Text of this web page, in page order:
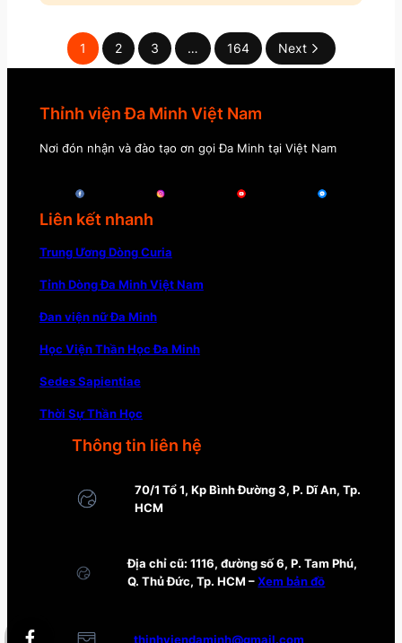
1 2 3 … 164 Next
Thỉnh viện Đa Minh Việt Nam
Nơi đón nhận và đào tạo ơn gọi Đa Minh tại Việt Nam
Liên kết nhanh
Trung Ương Dòng Curia
Tỉnh Dòng Đa Minh Việt Nam
Đan viện nữ Đa Minh
Học Viện Thần Học Đa Minh
Sedes Sapientiae
Thời Sự Thần Học
Thông tin liên hệ
70/1 Tổ 1, Kp Bình Đường 3, P. Dĩ An, Tp.
HCM
Địa chỉ cũ: 1116, đường số 6, P. Tam Phú,
Q. Thủ Đức, Tp. HCM –Xem bản đồ
thinhviendaminh@gmail.com